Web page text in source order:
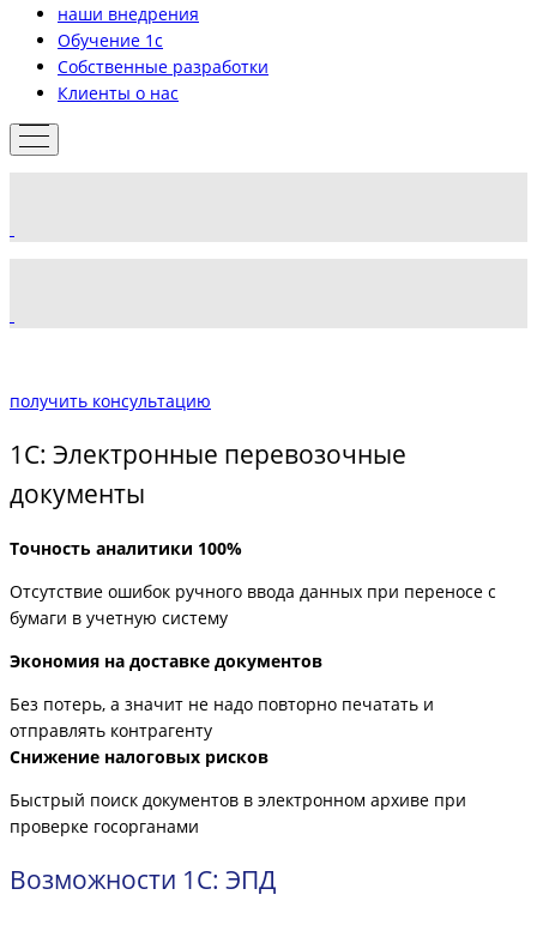
наши внедрения
Обучение 1с
Собственные разработки
Клиенты о нас
получить консультацию
1С: Электронные перевозочные
документы
Точность аналитики 100%
Отсутствие ошибок ручного ввода данных при переносе с
бумаги в учетную систему
Экономия на доставке документов
Без потерь, а значит не надо повторно печатать и
отправлять контрагенту
Снижение налоговых рисков
Быстрый поиск документов в электронном архиве при
проверке госорганами
Возможности 1С: ЭПД